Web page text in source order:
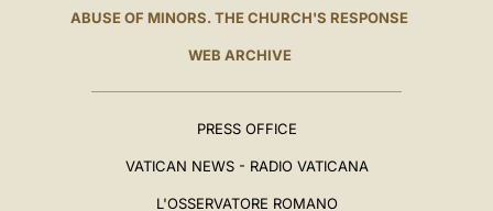
ABUSE OF MINORS. THE CHURCH'S RESPONSE
WEB ARCHIVE
PRESS OFFICE
VATICAN NEWS - RADIO VATICANA
L'OSSERVATORE ROMANO